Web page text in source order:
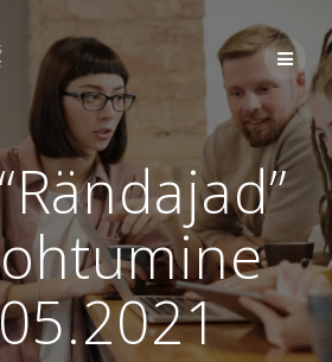
Skip
to
content